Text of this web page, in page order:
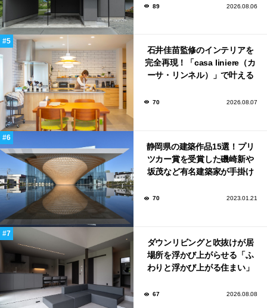
89 2026.08.06
石井佳苗監修のインテリアを
完全再現！「casa liniere（カ
ーサ・リンネル）」で叶える
70 2026.08.07
静岡県の建築作品15選！プリ
ツカー賞を受賞した磯崎新や
坂茂など有名建築家が手掛け
70 2023.01.21
ダウンリビングと吹抜けが居
場所を浮かび上がらせる「ふ
わりと浮かび上がる住まい」
67 2026.08.08